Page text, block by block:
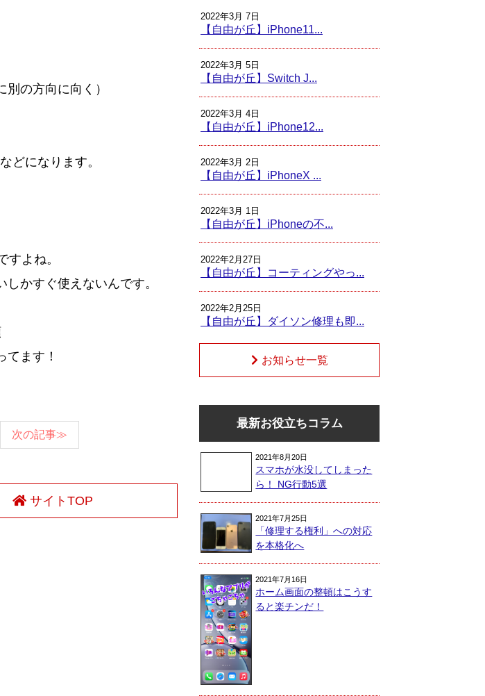
の方向に向く）
どになります。
よね。
かすぐ使えないんです。
ます！
次の記事≫
サイトTOP
2022年3月 7日
【自由が丘】iPhone11...
2022年3月 5日
【自由が丘】Switch J...
2022年3月 4日
【自由が丘】iPhone12...
2022年3月 2日
【自由が丘】iPhoneX ...
2022年3月 1日
【自由が丘】iPhoneの不...
2022年2月27日
【自由が丘】コーティングやっ...
2022年2月25日
【自由が丘】ダイソン修理も即...
お知らせ一覧
最新お役立ちコラム
2021年8月20日
スマホが水没してしまった
ら！ NG行動5選
2021年7月25日
「修理する権利」への対応
を本格化へ
2021年7月16日
ホーム画面の整頓はこうす
ると楽チンだ！